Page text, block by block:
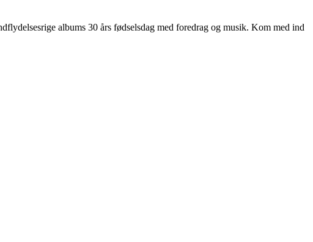
albums 30 års fødselsdag med foredrag og musik. Kom med ind